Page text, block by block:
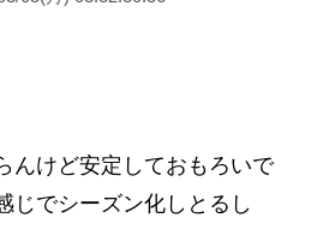
んけど安定しておもろいで
じでシーズン化しとるし